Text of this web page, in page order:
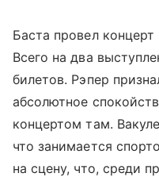
Баста провел
Всего на два
билетов. Рэпер
абсолютное
концертом там.
что занимается
на сцену, что, среди